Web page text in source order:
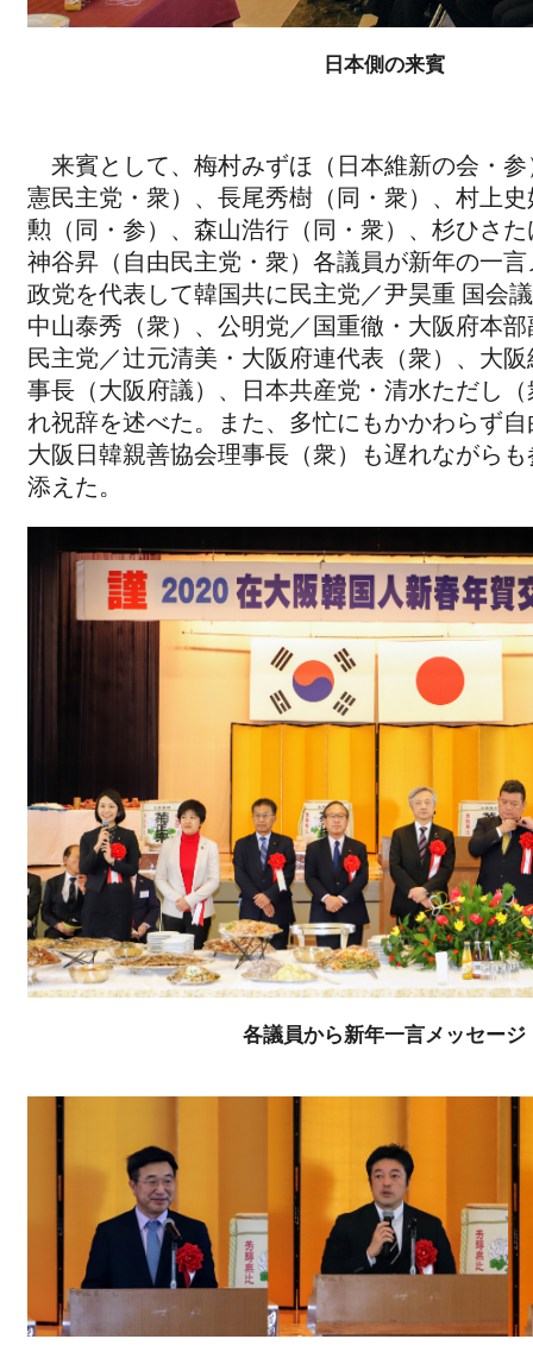
日本側の来賓
来賓として、梅村みずほ（日本維新の会・
憲民主党・衆）、長尾秀樹（同・衆）、村上
勲（同・参）、森山浩行（同・衆）、杉ひさ
神谷昇（自由民主党・衆）各議員が新年の一
政党を代表して韓国共に民主党／尹昊重 国会
中山泰秀（衆）、公明党／国重徹・大阪府本
民主党／辻元清美・大阪府連代表（衆）、大
事長（大阪府議）、日本共産党・清水ただし
れ祝辞を述べた。また、多忙にもかかわらず
大阪日韓親善協会理事長（衆）も遅れながら
添えた。
各議員から新年一言メッセージ